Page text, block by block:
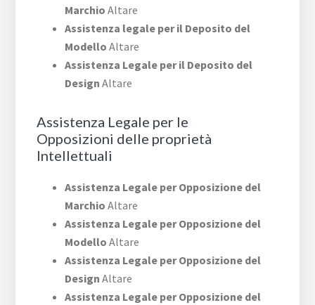
Marchio Altare
Assistenza legale per il Deposito del
Modello Altare
Assistenza Legale per il Deposito del
Design Altare
Assistenza Legale per le
Opposizioni delle proprietà
Intellettuali
Assistenza Legale per Opposizione del
Marchio Altare
Assistenza Legale per Opposizione del
Modello Altare
Assistenza Legale per Opposizione del
Design Altare
Assistenza Legale per Opposizione del